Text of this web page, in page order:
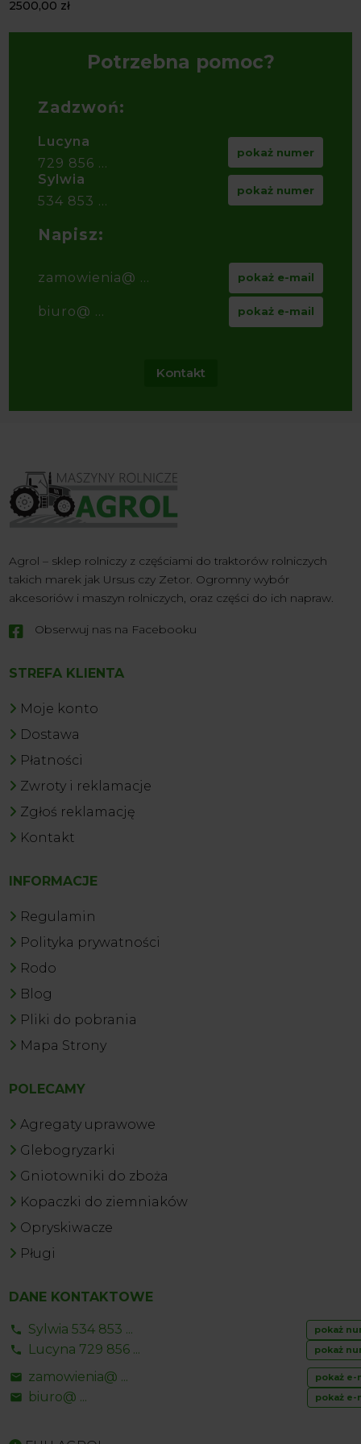
2500,00 zł
Potrzebna pomoc?
Zadzwoń:
Lucyna
729 856 ...
pokaż numer
Sylwia
534 853 ...
pokaż numer
Napisz:
zamowienia@ ... pokaż e-mail
biuro@ ... pokaż e-mail
Kontakt
Agrol – sklep rolniczy z częściami do traktorów rolniczych
takich marek jak Ursus czy Zetor. Ogromny wybór
akcesoriów i maszyn rolniczych, oraz części do ich napraw.
 Obserwuj nas na Facebooku
STREFA KLIENTA
Moje konto
Dostawa
Płatności
Zwroty i reklamacje
Zgłoś reklamację
Kontakt
INFORMACJE
Regulamin
Polityka prywatności
Rodo
Blog
Pliki do pobrania
Mapa Strony
POLECAMY
Agregaty uprawowe
Glebogryzarki
Gniotowniki do zboża
Kopaczki do ziemniaków
Opryskiwacze
Pługi
DANE KONTAKTOWE
Sylwia 534 853 ... pokaż
Lucyna 729 856 ... pokaż
zamowienia@ ... pokaż e-
biuro@ ... pokaż e-